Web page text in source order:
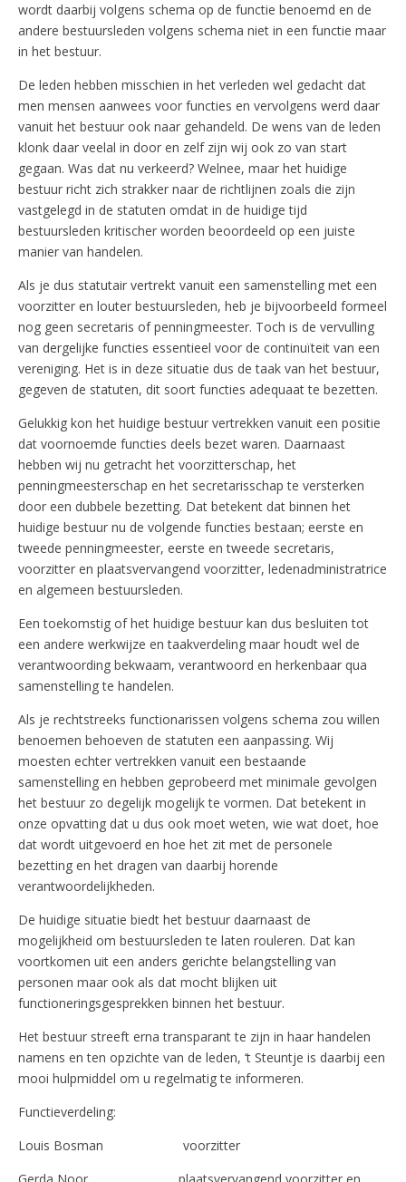
wordt daarbij volgens schema op de functie benoemd en de
andere bestuursleden volgens schema niet in een functie maar
in het bestuur.
De leden hebben misschien in het verleden wel gedacht dat
men mensen aanwees voor functies en vervolgens werd daar
vanuit het bestuur ook naar gehandeld. De wens van de leden
klonk daar veelal in door en zelf zijn wij ook zo van start
gegaan. Was dat nu verkeerd? Welnee, maar het huidige
bestuur richt zich strakker naar de richtlijnen zoals die zijn
vastgelegd in de statuten omdat in de huidige tijd
bestuursleden kritischer worden beoordeeld op een juiste
manier van handelen.
Als je dus statutair vertrekt vanuit een samenstelling met een
voorzitter en louter bestuursleden, heb je bijvoorbeeld formeel
nog geen secretaris of penningmeester. Toch is de vervulling
van dergelijke functies essentieel voor de continuïteit van een
vereniging. Het is in deze situatie dus de taak van het bestuur,
gegeven de statuten, dit soort functies adequaat te bezetten.
Gelukkig kon het huidige bestuur vertrekken vanuit een positie
dat voornoemde functies deels bezet waren. Daarnaast
hebben wij nu getracht het voorzitterschap, het
penningmeesterschap en het secretarisschap te versterken
door een dubbele bezetting. Dat betekent dat binnen het
huidige bestuur nu de volgende functies bestaan; eerste en
tweede penningmeester, eerste en tweede secretaris,
voorzitter en plaatsvervangend voorzitter, ledenadministratrice
en algemeen bestuursleden.
Een toekomstig of het huidige bestuur kan dus besluiten tot
een andere werkwijze en taakverdeling maar houdt wel de
verantwoording bekwaam, verantwoord en herkenbaar qua
samenstelling te handelen.
Als je rechtstreeks functionarissen volgens schema zou willen
benoemen behoeven de statuten een aanpassing. Wij
moesten echter vertrekken vanuit een bestaande
samenstelling en hebben geprobeerd met minimale gevolgen
het bestuur zo degelijk mogelijk te vormen. Dat betekent in
onze opvatting dat u dus ook moet weten, wie wat doet, hoe
dat wordt uitgevoerd en hoe het zit met de personele
bezetting en het dragen van daarbij horende
verantwoordelijkheden.
De huidige situatie biedt het bestuur daarnaast de
mogelijkheid om bestuursleden te laten rouleren. Dat kan
voortkomen uit een anders gerichte belangstelling van
personen maar ook als dat mocht blijken uit
functioneringsgesprekken binnen het bestuur.
Het bestuur streeft erna transparant te zijn in haar handelen
namens en ten opzichte van de leden, ‘t Steuntje is daarbij een
mooi hulpmiddel om u regelmatig te informeren.
Functieverdeling:
Louis Bosman voorzitter